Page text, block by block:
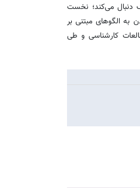
دنبال می‌کند؛ نخست
الگوهای مبتنی بر
کارشناسی و طی